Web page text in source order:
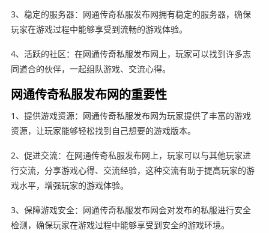
3、稳定的服务器：网通传奇私服发布网拥有稳定的服务器，确保
玩家在游戏过程中能够享受到流畅的游戏体验。
4、活跃的社区：在网通传奇私服发布网上，玩家可以找到许多志
同道合的伙伴，一起组队游戏、交流心得。
网通传奇私服发布网的重要性
1、提供游戏资源：网通传奇私服发布网为玩家提供了丰富的游戏
资源，让玩家能够轻松找到自己想要的游戏版本。
2、促进交流：在网通传奇私服发布网上，玩家可以与其他玩家进
行交流，分享游戏心得、交流经验，这种交流有助于提高玩家的游
戏水平，增强玩家的游戏体验。
3、保障游戏安全：网通传奇私服发布网会对发布的私服进行安全
检测，确保玩家在游戏过程中能够享受到安全的游戏环境。